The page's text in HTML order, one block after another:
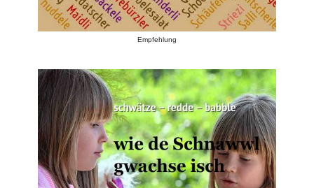
Empfehlung